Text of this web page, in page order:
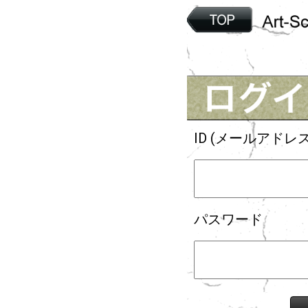
ID (メールアドレ
パスワード